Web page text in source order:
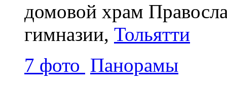
домовой храм
гимназии, Тольятти
7 фото Панорамы